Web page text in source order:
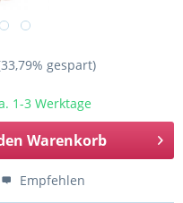
gespart)
1-3 Werktage
Warenkorb
Empfehlen